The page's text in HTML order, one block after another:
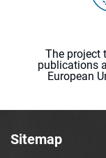
The project
publications
European
Sitemap